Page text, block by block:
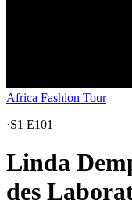
Africa Fashion Tour
·S1 E101
Linda
des